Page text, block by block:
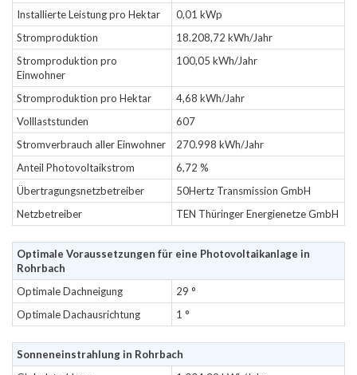
Installierte Leistung pro Hektar
0,01 kWp
Stromproduktion
18.208,72 kWh/Jahr
Stromproduktion pro
Einwohner
100,05 kWh/Jahr
Stromproduktion pro Hektar
4,68 kWh/Jahr
Volllaststunden
607
Stromverbrauch aller Einwohner
270.998 kWh/Jahr
Anteil Photovoltaikstrom
6,72 %
Übertragungsnetzbetreiber
50Hertz Transmission GmbH
Netzbetreiber
TEN Thüringer Energienetze GmbH
Optimale Voraussetzungen für eine Photovoltaikanlage in
Rohrbach
Optimale Dachneigung
29 °
Optimale Dachausrichtung
1 °
Sonneneinstrahlung in Rohrbach